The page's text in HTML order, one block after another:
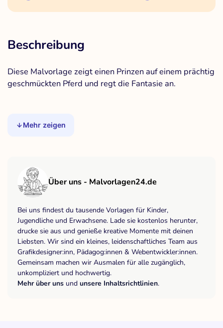
Beschreibung
Diese Malvorlage zeigt einen Prinzen auf einem prächtig
geschmückten Pferd und regt die Fantasie an.
Mehr zeigen
Über uns - Malvorlagen24.de
Bei uns findest du tausende Vorlagen für Kinder,
Jugendliche und Erwachsene. Lade sie kostenlos herunter,
drucke sie aus und genieße kreative Momente mit deinen
Liebsten. Wir sind ein kleines, leidenschaftliches Team aus
Grafikdesigner:inn, Pädagog:innen & Webentwickler:innen.
Gemeinsam machen wir Ausmalen für alle zugänglich,
unkompliziert und hochwertig.
Mehr über uns und unsere Inhaltsrichtlinien.